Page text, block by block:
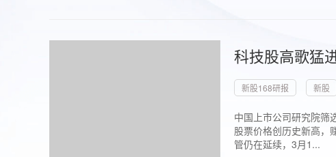
科技股高歌猛
新股168研报 新股
中国上市公司研究院筛
股票价格创历史新高，
管仍在延续，3月1...